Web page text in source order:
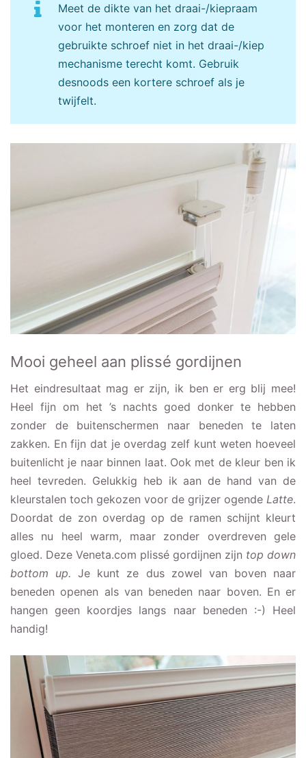
Meet de dikte van het draai-/kiepraam
voor het monteren en zorg dat de
gebruikte schroef niet in het draai-/kiep
mechanisme terecht komt. Gebruik
desnoods een kortere schroef als je
twijfelt.
Mooi geheel aan plissé gordijnen
Het eindresultaat mag er zijn, ik ben er erg blij mee!
Heel fijn om het ’s nachts goed donker te hebben
zonder de buitenschermen naar beneden te laten
zakken. En fijn dat je overdag zelf kunt weten hoeveel
buitenlicht je naar binnen laat. Ook met de kleur ben ik
heel tevreden. Gelukkig heb ik aan de hand van de
kleurstalen toch gekozen voor de grijzer ogende Latte.
Doordat de zon overdag op de ramen schijnt kleurt
alles nu heel warm, maar zonder overdreven gele
gloed. Deze Veneta.com plissé gordijnen zijn top down
bottom up. Je kunt ze dus zowel van boven naar
beneden openen als van beneden naar boven. En er
hangen geen koordjes langs naar beneden :-) Heel
handig!